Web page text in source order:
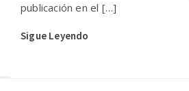
publicación en el […]
Sigue Leyendo